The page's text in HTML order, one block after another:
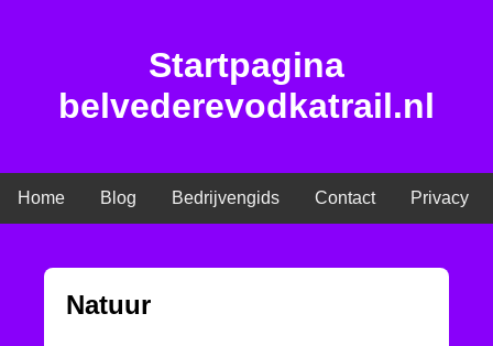
Startpagina
belvederevodkatrail.nl
Home Blog Bedrijvengids Contact Privacy
Natuur